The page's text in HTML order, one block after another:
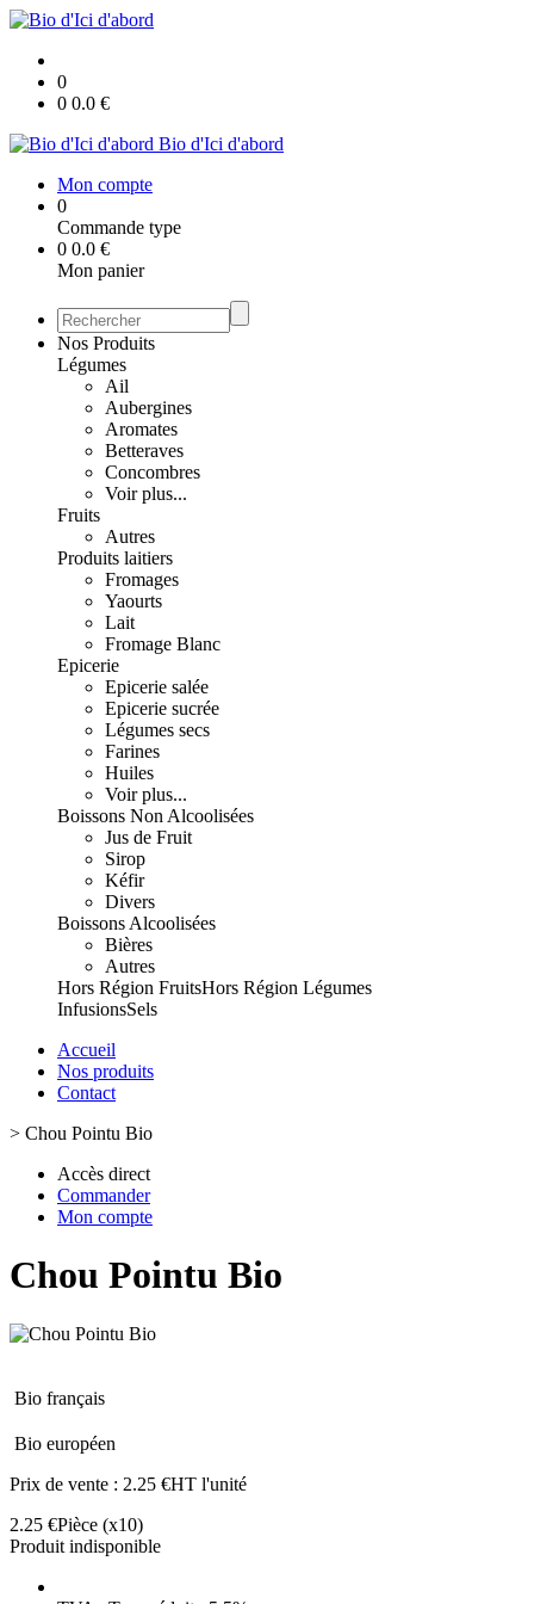
0
0 0.0 €
Bio d'Ici d'abord
Mon compte
0
Commande type
0 0.0 €
Mon panier
Nos Produits
Légumes
Ail
Aubergines
Aromates
Betteraves
Concombres
Voir plus...
Fruits
Autres
Produits laitiers
Fromages
Yaourts
Lait
Fromage Blanc
Epicerie
Epicerie salée
Epicerie sucrée
Légumes secs
Farines
Huiles
Voir plus...
Boissons Non Alcoolisées
Jus de Fruit
Sirop
Kéfir
Divers
Boissons Alcoolisées
Bières
Autres
Hors Région FruitsHors Région Légumes
InfusionsSels
Accueil
Nos produits
Contact
> Chou Pointu Bio
Accès direct
Commander
Mon compte
Chou Pointu Bio
Bio français
Bio européen
Prix de vente : 2.25 €HT l'unité
2.25 €Pièce (x10)
Produit indisponible